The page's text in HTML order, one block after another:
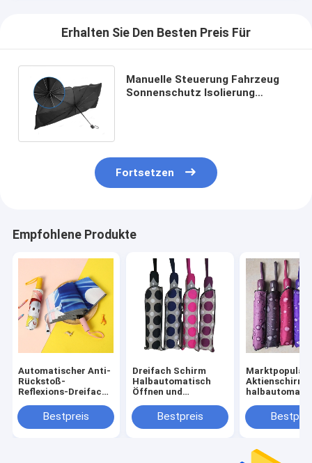
Erhalten Sie Den Besten Preis Für
Manuelle Steuerung Fahrzeug
Sonnenschutz Isolierung
Fortsetzen
Empfohlene Produkte
Automatischer Anti-
Rückstoß-
Reflexions-Dreifach-
Süßes Cartoon-Kind-
Schirm
Bestpreis
Dreifach Schirm
Halbautomatisch
Öffnen und
Einzigartiges Design
Dreifach Muster
Bestpreis
Aktienschirm
Custom Logo